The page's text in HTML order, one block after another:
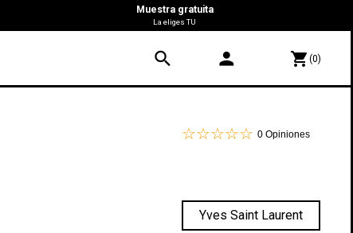
Muestra gratuita
La eliges TU
search person shopping_cart(0)
0 Opiniones
Yves Saint Laurent